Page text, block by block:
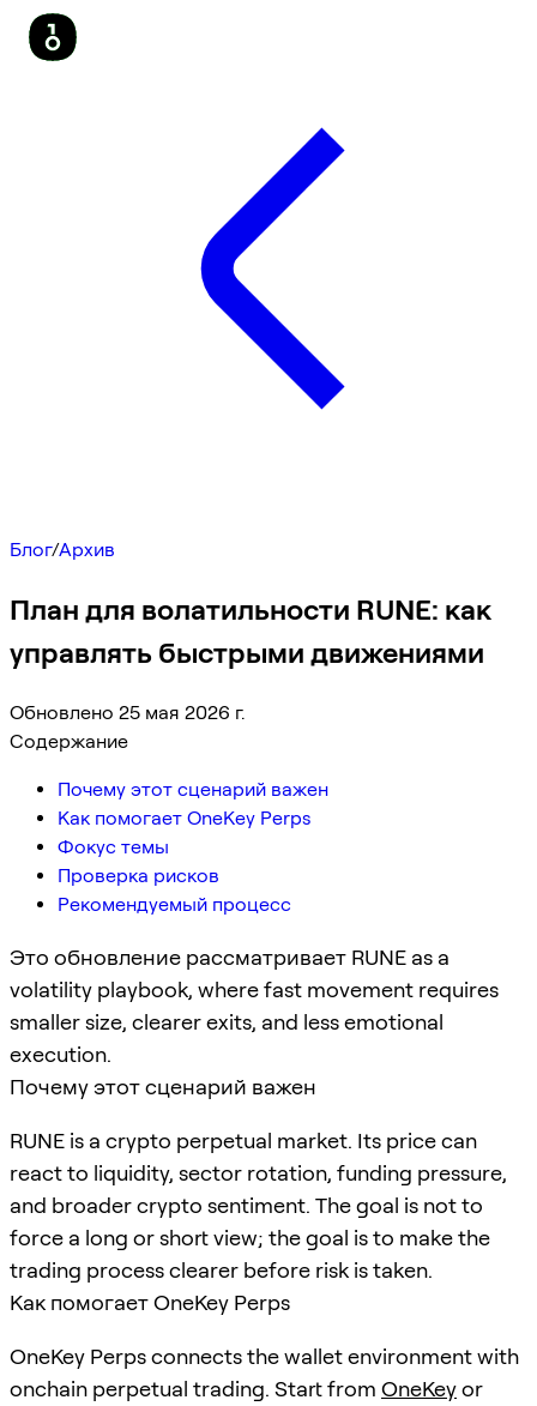
Блог/Архив
План для волатильности RUNE: как
управлять быстрыми движениями
Обновлено 25 мая 2026 г.
Содержание
Почему этот сценарий важен
Как помогает OneKey Perps
Фокус темы
Проверка рисков
Рекомендуемый процесс
Это обновление рассматривает RUNE as a
volatility playbook, where fast movement requires
smaller size, clearer exits, and less emotional
execution.
Почему этот сценарий важен
RUNE is a crypto perpetual market. Its price can
react to liquidity, sector rotation, funding pressure,
and broader crypto sentiment. The goal is not to
force a long or short view; the goal is to make the
trading process clearer before risk is taken.
Как помогает OneKey Perps
OneKey Perps connects the wallet environment with
onchain perpetual trading. Start from OneKeyor